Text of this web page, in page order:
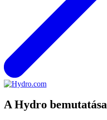
A Hydro bemutatása